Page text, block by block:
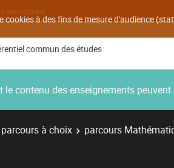
à des fins de mesure d'audience
inscriptions
commun des études
contenu des enseignements peuvent
parcours à choix parcours